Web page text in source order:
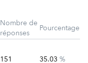
Nombre de
réponses
Pourcentage
151 35.03 %